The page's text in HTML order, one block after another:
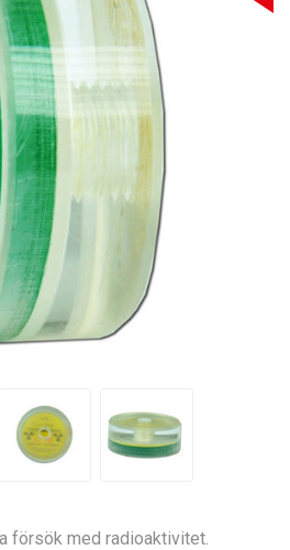
försök med radioaktivitet.